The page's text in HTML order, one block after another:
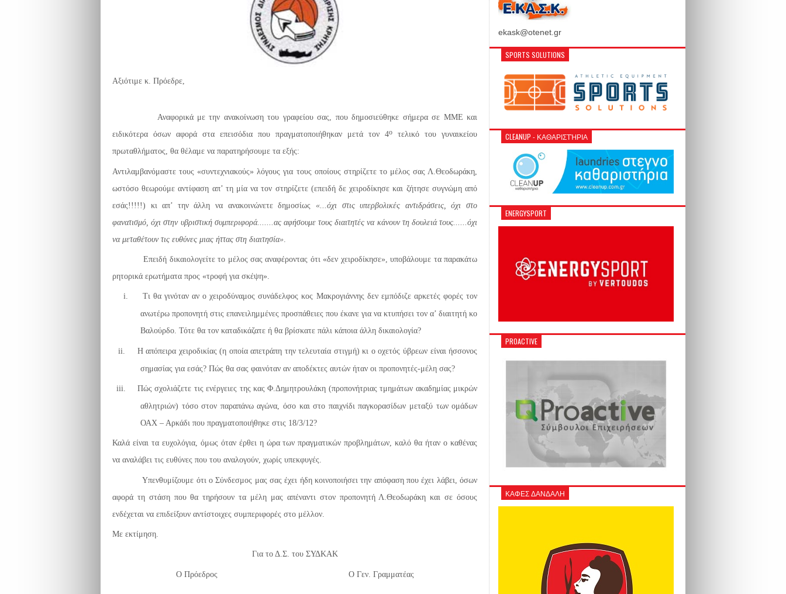
Αξιότιμε κ. Πρόεδρε,
Αναφορικά με την ανακοίνωση του γραφείου σας, που δημοσιεύθηκε σήμερα σε ΜΜΕ και
ειδικότερα όσων αφορά στα επεισόδια που πραγματοποιήθηκαν μετά τον 4ο τελικό του γυναικείου
πρωταθλήματος, θα θέλαμε να παρατηρήσουμε τα εξής:
Αντιλαμβανόμαστε τους «συντεχνιακούς» λόγους για τους οποίους στηρίζετε το μέλος σας Λ.Θεοδωράκη,
ωστόσο θεωρούμε αντίφαση απ’ τη μία να τον στηρίζετε (επειδή δε χειροδίκησε και ζήτησε συγνώμη από
εσάς!!!!!) κι απ’ την άλλη να ανακοινώνετε δημοσίως «...όχι στις υπερβολικές αντιδράσεις, όχι στο
φανατισμό, όχι στην υβριστική συμπεριφορά.......ας αφήσουμε τους διαιτητές να κάνουν τη δουλειά τους......όχι
να μεταθέτουν τις ευθύνες μιας ήττας στη διαιτησία»
Επειδή δικαιολογείτε το μέλος σας αναφέροντας ότι «δεν χειροδίκησε», υποβάλουμε τα παρακάτω
ρητορικά ερωτήματα προς «τροφή για σκέψη».
i.
Τι θα γινόταν αν ο χειροδύναμος συνάδελφος κος Μακρογιάννης δεν εμπόδιζε αρκετές φορές τον
ανωτέρω προπονητή στις επανειλημμένες προσπάθειες που έκανε για να κτυπήσει τον α’ διαιτητή κο
Βαλούρδο. Τότε θα τον καταδικάζατε ή θα βρίσκατε πάλι κάποια άλλη δικαιολογία?
ii.
Η απόπειρα χειροδικίας (η οποία απετράπη την τελευταία στιγμή) κι ο οχετός ύβρεων είναι ήσσονος
σημασίας για εσάς? Πώς θα σας φαινόταν αν αποδέκτες αυτών ήταν οι προπονητές-μέλη σας?
iii.
Πώς σχολιάζετε τις ενέργειες της κας Φ.Δημητρουλάκη (προπονήτριας τμημάτων ακαδημίας μικρών
αθλητριών) τόσο στον παραπάνω αγώνα, όσο και στο παιχνίδι παγκορασίδων μεταξύ των ομάδων
ΟΑΧ – Αρκάδι που πραγματοποιήθηκε στις 18/3/12?
Καλά είναι τα ευχολόγια, όμως όταν έρθει η ώρα των πραγματικών προβλημάτων, καλό θα ήταν ο καθένας
να αναλάβει τις ευθύνες που του αναλογούν, χωρίς υπεκφυγές.
Υπενθυμίζουμε ότι ο Σύνδεσμος μας σας έχει ήδη κοινοποιήσει την απόφαση που έχει λάβει, όσων
αφορά τη στάση που θα τηρήσουν τα μέλη μας απέναντι στον προπονητή Λ.Θεοδωράκη και σε όσους
ενδέχεται να επιδείξουν αντίστοιχες συμπεριφορές στο μέλλον.
Με εκτίμηση.
Για το Δ.Σ. του ΣΥΔΚΑΚ
Ο Πρόεδρος Ο Γεν. Γραμματέας
ekask@otenet.gr
SPORTS SOLUTIONS
CLEANUP - ΚΑΘΑΡΙΣΤΉΡΙΑ
ENERGYSPORT
PROACTIVE
ΚΑΦΕΣ ΔΑΝΔΑΛΗ